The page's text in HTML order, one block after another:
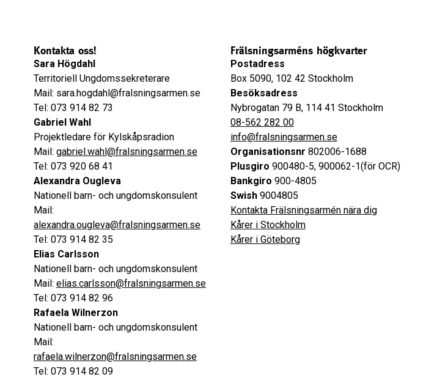
Kontakta oss!
Sara Högdahl
Territoriell Ungdomssekreterare
Mail: sara.hogdahl@fralsningsarmen.se
Tel: 073 914 82 73
Gabriel Wahl
Projektledare för Kylskåpsradion
Mail: gabriel.wahl@fralsningsarmen.se
Tel: 073 920 68 41
Alexandra Ougleva
Nationell barn- och ungdomskonsulent
Mail:
alexandra.ougleva@fralsningsarmen.se
Tel: 073 914 82 35
Elias Carlsson
Nationell barn- och ungdomskonsulent
Mail: elias.carlsson@fralsningsarmen.se
Tel: 073 914 82 96
Rafaela Wilnerzon
Nationell barn- och ungdomskonsulent
Mail:
rafaela.wilnerzon@fralsningsarmen.se
Tel: 073 914 82 09
Frälsningsarméns högkvarter
Postadress
Box 5090, 102 42 Stockholm
Besöksadress
Nybrogatan 79 B, 114 41 Stockholm
08-562 282 00
info@fralsningsarmen.se
Organisationsnr 802006-1688
Plusgiro 900480-5, 900062-1(för OCR)
Bankgiro 900-4805
Swish9004805
Kontakta Frälsningsarmén nära dig
Kårer i Stockholm
Kårer i Göteborg